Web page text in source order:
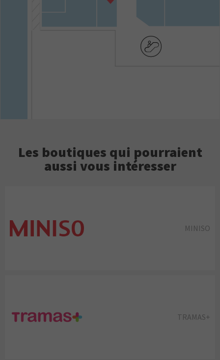
Les boutiques qui pourraient
aussi vous intéresser
MINISO
TRAMAS+